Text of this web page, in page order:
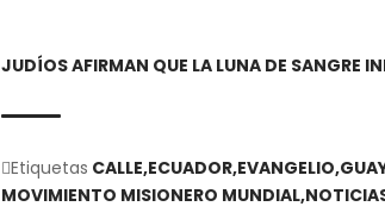
JUDÍOS AFIRMAN QUE LA LUNA DE SANGRE
Etiquetas CALLE ECUADOR EVANGELIO
MOVIMIENTO MISIONERO MUNDIAL